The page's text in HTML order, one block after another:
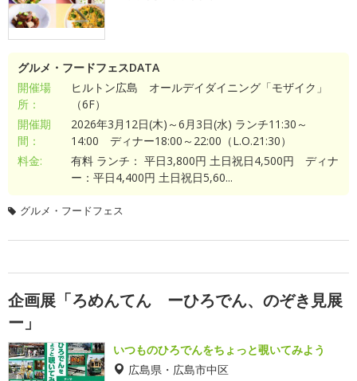
グルメ・フードフェスDATA
開催場
所：
ヒルトン広島 オールデイダイニング「モザイク」
（6F）
開催期
間：
2026年3月12日(木)～6月3日(水) ランチ11:30～
14:00 ディナー18:00～22:00（L.O.21:30）
料金:
有料 ランチ： 平日3,800円 土日祝日4,500円 ディナ
ー：平日4,400円 土日祝日5,60...
グルメ・フードフェス
企画展「ろめんてん ーひろでん、のぞき見展
ー」
いつものひろでんをちょっと覗いてみよう
広島県・広島市中区